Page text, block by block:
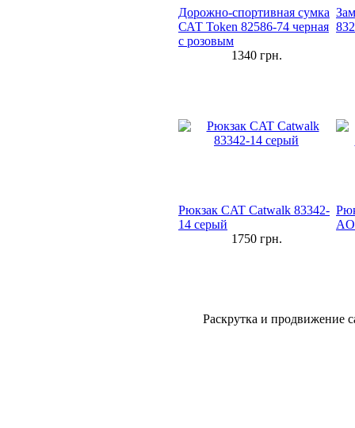
Дорожно-спортивная сумка
САТ Token 82586-74 черная
с розовым
1340грн.
Рюкзак CAT Catwalk 83342-
14 серый
1750грн.
Раскрутка и продвижение